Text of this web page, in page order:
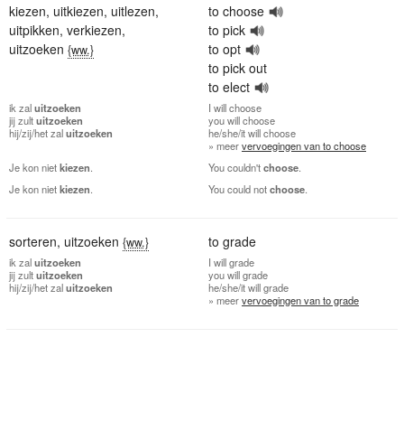
kiezen, uitkiezen, uitlezen,
uitpikken, verkiezen,
uitzoeken {ww.}
to choose
to pick
to opt
to pick out
to elect
ik zaluitzoeken
jijzultuitzoeken
hij/zij/hetzaluitzoeken
I will choose
youwill choose
he/she/itwill choose
» meervervoegingen van to choose
Je kon nietkiezen You couldn'tchoose
Je kon nietkiezen You could notchoose
sorteren, uitzoeken {ww.} to grade
ik zaluitzoeken
jijzultuitzoeken
hij/zij/hetzaluitzoeken
I will grade
youwill grade
he/she/itwill grade
» meervervoegingen van to grade